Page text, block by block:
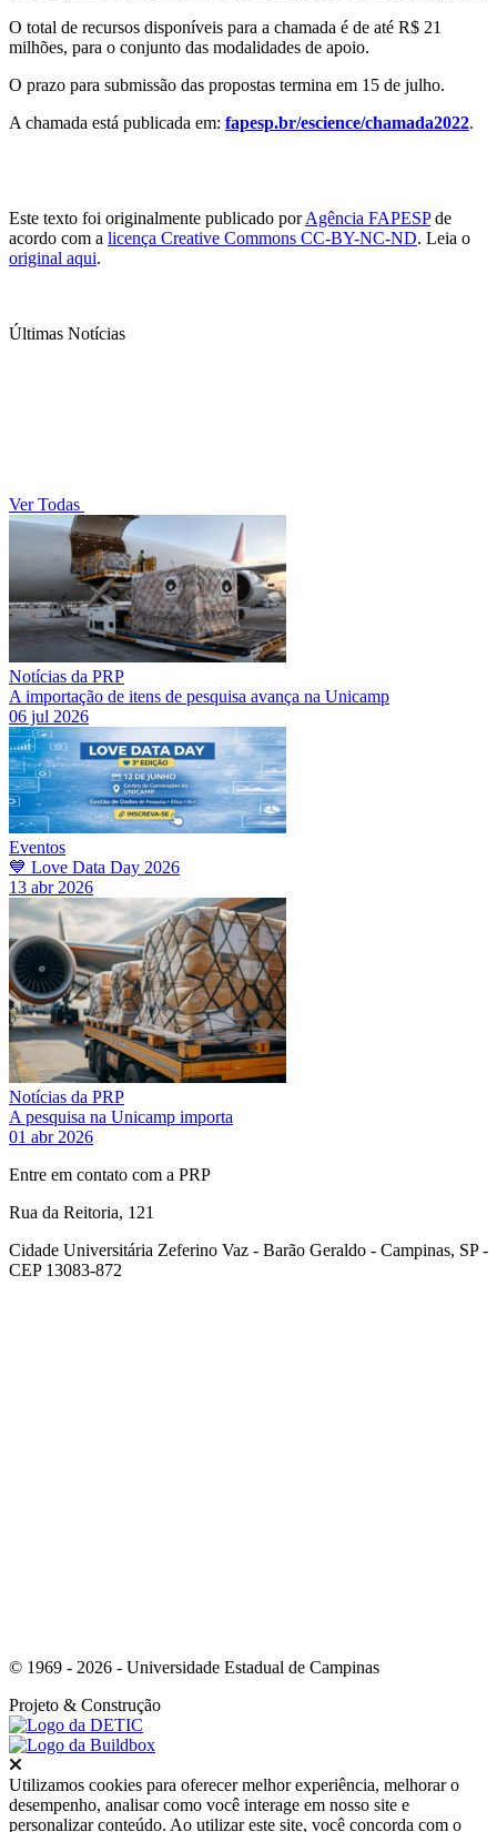
O total de recursos disponíveis para a chamada é de até R$ 21
milhões, para o conjunto das modalidades de apoio.
O prazo para submissão das propostas termina em 15 de julho.
A chamada está publicada em: fapesp.br/escience/chamada2022.
Este texto foi originalmente publicado porAgência FAPESPde
acordo com a licença Creative Commons CC-BY-NC-ND. Leia o
original aqui.
Últimas Notícias
Ver Todas
Notícias da PRP
A importação de itens de pesquisa avança na Unicamp
06 jul 2026
Eventos
💙 Love Data Day 2026
13 abr 2026
Notícias da PRP
A pesquisa na Unicamp importa
01 abr 2026
Entre em contato com a PRP
Rua da Reitoria, 121
Cidade Universitária Zeferino Vaz - Barão Geraldo - Campinas, SP -
CEP 13083-872
© 1969 - 2026 - Universidade Estadual de Campinas
Projeto & Construção
Utilizamos cookies para oferecer melhor experiência, melhorar o
desempenho, analisar como você interage em nosso site e
personalizar conteúdo. Ao utilizar este site, você concorda com o